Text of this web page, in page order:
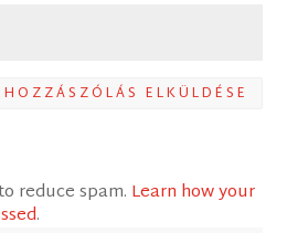
HOZZÁSZÓLÁS ELKÜLDÉSE
reduce spam. Learn how your
.